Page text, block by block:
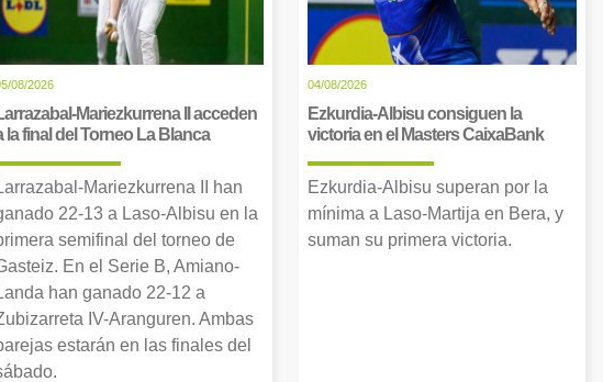
08/2026
Mariezkurrena II acceden
la final del Torneo La Blanca
Mariezkurrena II han
22-13 a Laso-Albisu en la
semifinal del torneo de
En el Serie B, Amiano-
han ganado 22-12 a
IV-Aranguren. Ambas
estarán en las finales del
04/08/2026
Ezkurdia-Albisu consiguen la
victoria en el Masters CaixaBank
Ezkurdia-Albisu superan por la
mínima a Laso-Martija en Bera, y
suman su primera victoria.